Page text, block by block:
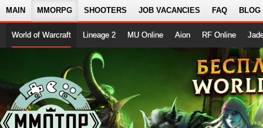
MAIN MMORPG SHOOTERS JOB VACANCIES FAQ BLOG
World of Warcraft Lineage 2 MU Online Aion RF Online